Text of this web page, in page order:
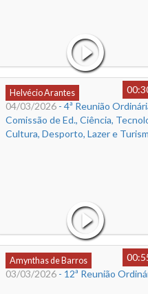
Helvécio Arantes
04/03/2026- 4ª Reunião
Comissão de Ed., Ciência,
Cultura, Desporto, Lazer e
Amynthas de Barros
03/03/2026- 12ª Reunião